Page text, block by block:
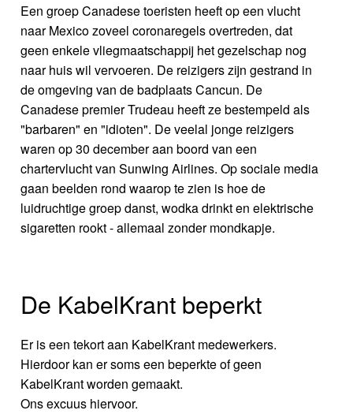
Een groep Canadese toeristen heeft op een vlucht
naar Mexico zoveel coronaregels overtreden, dat
geen enkele vliegmaatschappij het gezelschap nog
naar huis wil vervoeren. De reizigers zijn gestrand in
de omgeving van de badplaats Cancun. De
Canadese premier Trudeau heeft ze bestempeld als
"barbaren" en "idioten". De veelal jonge reizigers
waren op 30 december aan boord van een
chartervlucht van Sunwing Airlines. Op sociale media
gaan beelden rond waarop te zien is hoe de
luidruchtige groep danst, wodka drinkt en elektrische
sigaretten rookt - allemaal zonder mondkapje.
De KabelKrant beperkt
Er is een tekort aan KabelKrant medewerkers.
Hierdoor kan er soms een beperkte of geen
KabelKrant worden gemaakt.
Ons excuus hiervoor.